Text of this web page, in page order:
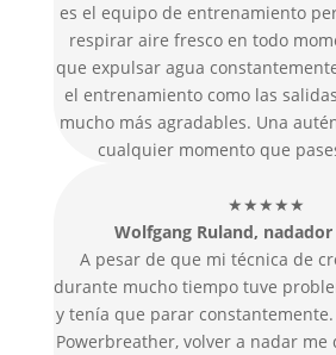
es el equipo de entrenamiento
respirar aire fresco en todo
que expulsar agua
el entrenamiento como las
mucho más agradables. Una
cualquier momento que
A pesar de que mi técnica de
durante mucho tiempo tuve
y tenía que parar
Powerbreather, volver a nadar me
★★★★★
Wolfgang Ruland,